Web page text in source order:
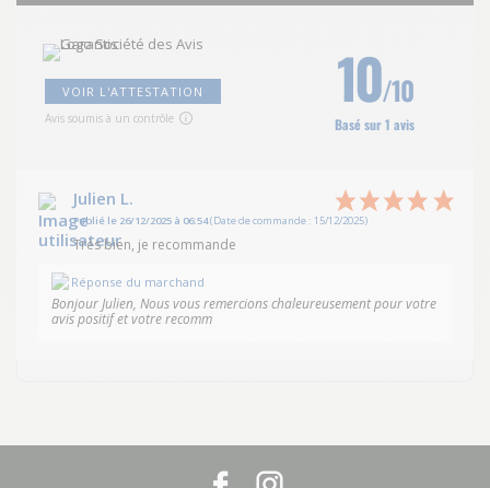
VOIR L'ATTESTATION
Avis soumis à un contrôle
10/10
Basé sur 1 avis
Julien L.
Publié le 26/12/2025 à 06:54(Date de commande : 15/12/2025)
Très bien, je recommande
Réponse du marchand
Bonjour Julien, Nous vous remercions chaleureusement pour votre
avis positif et votre recomm